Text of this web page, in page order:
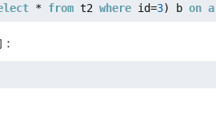
* from t2 where id=3) b on a